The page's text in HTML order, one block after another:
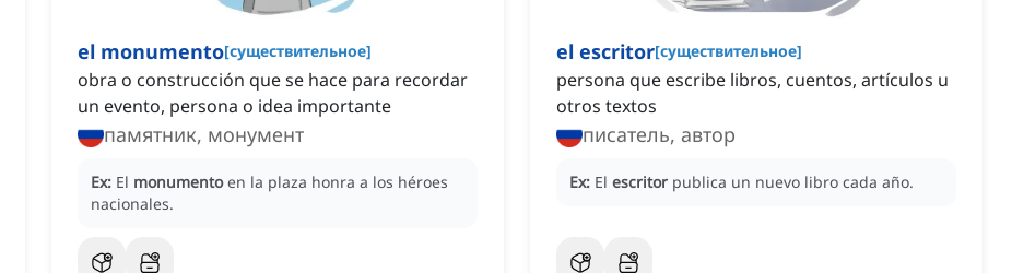
el monumento[существительное]
obra o construcción que se hace para recordar
un evento, persona o idea importante
памятник, монумент
Ex: El monumento en la plaza honra a los héroes
nacionales.
el escritor[существительное]
persona que escribe libros, cuentos, artículos u
otros textos
писатель, автор
Ex: El escritor publica un nuevo libro cada año.